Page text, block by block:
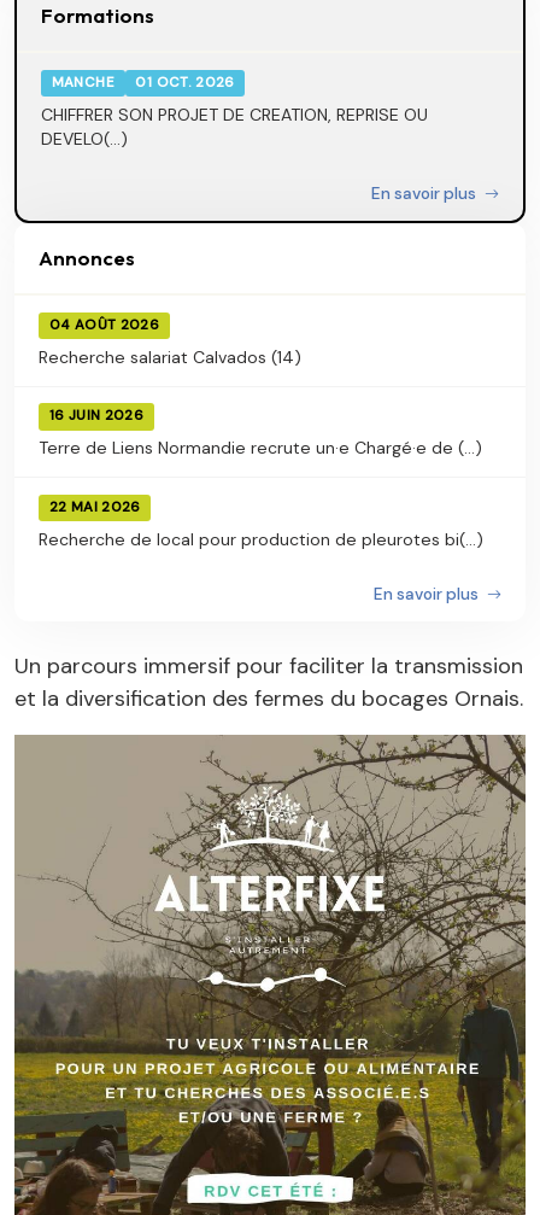
Formations
MANCHE 01 OCT. 2026
CHIFFRER SON PROJET DE CREATION, REPRISE OU
DEVELO(...)
En savoir plus
Annonces
04 AOÛT 2026
Recherche salariat Calvados (14)
16 JUIN 2026
Terre de Liens Normandie recrute un·e Chargé·e de (...)
22 MAI 2026
Recherche de local pour production de pleurotes bi(...)
En savoir plus
Un parcours immersif pour faciliter la transmission
et la diversification des fermes du bocages Ornais.